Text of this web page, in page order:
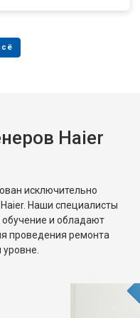
Haier
исключительно
Наши специалисты
обучение и обладают
проведения ремонта